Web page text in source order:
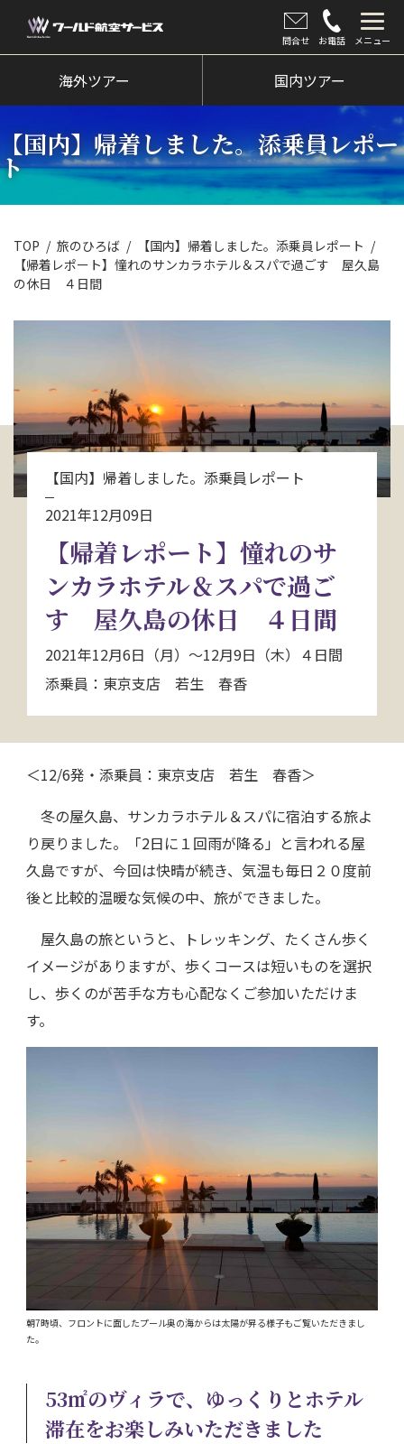
問合せ お電話 メニュー
海外ツアー
クルーズツアー
ツアー催行状況
旅のひろば
イベント
新着情報
お問い合わせ
資料請求
電話にてお問い合わせ
海外ツアー 国内ツアー
【国内】帰着しました。添乗員レポー
ト
TOP 旅のひろば
【国内】帰着しました。添乗員レポート
【帰着レポート】憧れのサンカラホテル＆スパで過ごす 屋久島
の休日 ４日間
【国内】帰着しました。添乗員レポート
2021年12月09日
【帰着レポート】憧れのサ
ンカラホテル＆スパで過ご
す 屋久島の休日 ４日間
2021年12月6日（月）～12月9日（木）４日間
添乗員：東京支店 若生 春香
＜12/6発・添乗員：東京支店 若生 春香＞
冬の屋久島、サンカラホテル＆スパに宿泊する旅よ
り戻りました。「2日に１回雨が降る」と言われる屋
久島ですが、今回は快晴が続き、気温も毎日２０度前
後と比較的温暖な気候の中、旅ができました。
屋久島の旅というと、トレッキング、たくさん歩く
イメージがありますが、歩くコースは短いものを選択
し、歩くのが苦手な方も心配なくご参加いただけま
す。
朝7時頃、フロントに面したプール奥の海からは太陽が昇る様子もご覧いただきまし
た。
53㎡のヴィラで、ゆっくりとホテル
滞在をお楽しみいただきました